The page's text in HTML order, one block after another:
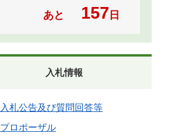
あと 157 日
入札情報
入札公告及び質問回答等
プロポーザル